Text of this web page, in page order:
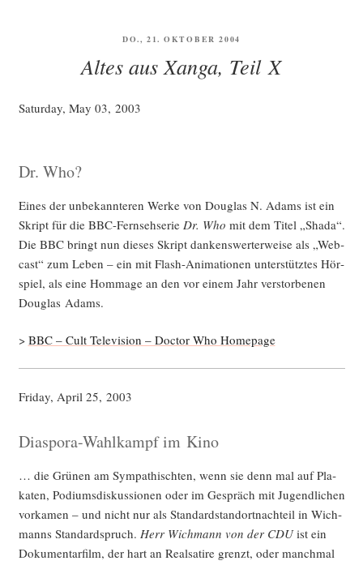
VERÖFFENTLICHT
DO., 21. OKTOBER 2004
Altes aus Xanga, Teil X
Satur­day, May 03, 2003
Dr. Who?
Eines der unbe­kann­te­ren Wer­ke von Dou­glas N. Adams ist ein
Skript für die BBC-Fern­seh­se­rie Dr. Who mit dem Titel „Shada“.
Die BBC bringt nun die­ses Skript dan­kens­wer­ter­wei­se als „Web­
cast“ zum Leben – ein mit Flash-Ani­ma­tio­nen unter­stütz­tes Hör­
spiel, als eine Hom­mage an den vor einem Jahr ver­stor­be­nen
Dou­glas Adams.
> BBC – Cult Tele­vi­si­on – Doc­tor Who Homepage
Fri­day, April 25, 2003
Diaspora-Wahlkampf im Kino
… die Grü­nen am Sym­pa­thisch­ten, wenn sie denn mal auf Pla­
ka­ten, Podi­ums­dis­kus­sio­nen oder im Gespräch mit Jugend­li­chen
vor­ka­men – und nicht nur als Stan­dard­stand­ort­nach­teil in Wich­
manns Stan­dard­spruch. Herr Wich­mann von der CDUist ein
Doku­men­tar­film, der hart an Real­sa­ti­re grenzt, oder manch­mal